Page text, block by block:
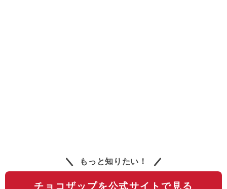
もっと知りたい！
チョコザップを公式サイトで見る